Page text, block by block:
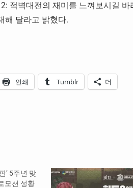
적벽대전의 재미를 느껴보시길
해 달라고 밝혔다.
인쇄 Tumblr 더
’ 5주년 맞
모션 성황